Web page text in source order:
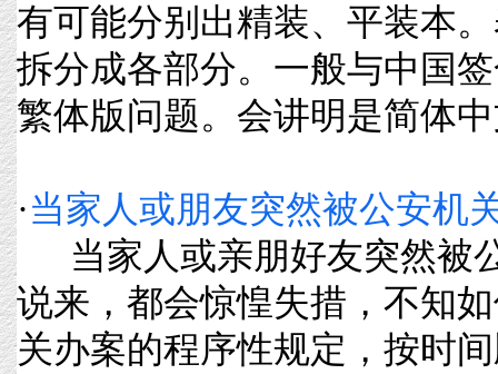
有可能分别出精装、平装本
拆分成各部分。一般与中国
繁体版问题。会讲明是简体
·当家人或朋友突然被公安机
当家人或亲朋好友突然被
说来，都会惊惶失措，不知
关办案的程序性规定，按时